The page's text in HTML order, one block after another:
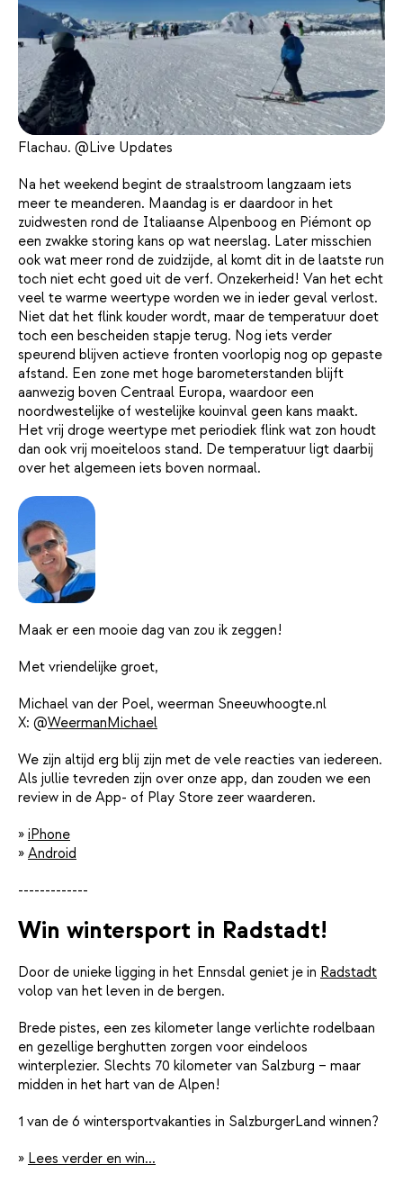
Flachau. @Live Updates
Na het weekend begint de straalstroom langzaam iets
meer te meanderen. Maandag is er daardoor in het
zuidwesten rond de Italiaanse Alpenboog en Piémont op
een zwakke storing kans op wat neerslag. Later misschien
ook wat meer rond de zuidzijde, al komt dit in de laatste run
toch niet echt goed uit de verf. Onzekerheid! Van het echt
veel te warme weertype worden we in ieder geval verlost.
Niet dat het flink kouder wordt, maar de temperatuur doet
toch een bescheiden stapje terug. Nog iets verder
speurend blijven actieve fronten voorlopig nog op gepaste
afstand. Een zone met hoge barometerstanden blijft
aanwezig boven Centraal Europa, waardoor een
noordwestelijke of westelijke kouinval geen kans maakt.
Het vrij droge weertype met periodiek flink wat zon houdt
dan ook vrij moeiteloos stand. De temperatuur ligt daarbij
over het algemeen iets boven normaal.
Maak er een mooie dag van zou ik zeggen!
Met vriendelijke groet,
Michael van der Poel, weerman Sneeuwhoogte.nl
X: @WeermanMichael
We zijn altijd erg blij zijn met de vele reacties van iedereen.
Als jullie tevreden zijn over onze app, dan zouden we een
review in de App- of Play Store zeer waarderen.
» iPhone
» Android
-------------
Win wintersport in Radstadt!
Door de unieke ligging in het Ennsdal geniet je in Radstadt
volop van het leven in de bergen.
Brede pistes, een zes kilometer lange verlichte rodelbaan
en gezellige berghutten zorgen voor eindeloos
winterplezier. Slechts 70 kilometer van Salzburg – maar
midden in het hart van de Alpen!
1 van de 6 wintersportvakanties in SalzburgerLand winnen?
» Lees verder en win...